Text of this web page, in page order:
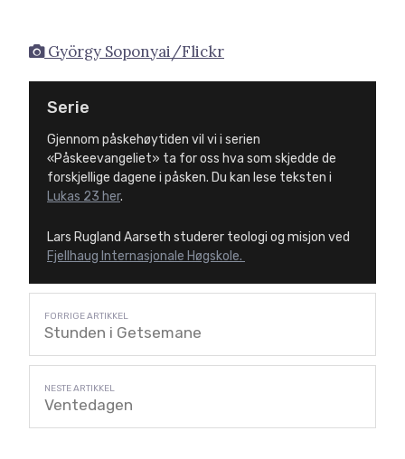
György Soponyai/Flickr
Serie
Gjennom påskehøytiden vil vi i serien
«Påskeevangeliet» ta for oss hva som skjedde de
forskjellige dagene i påsken. Du kan lese teksten i
Lukas 23 her.
Lars Rugland Aarseth studerer teologi og misjon ved
Fjellhaug Internasjonale Høgskole.
Stunden i Getsemane
Ventedagen